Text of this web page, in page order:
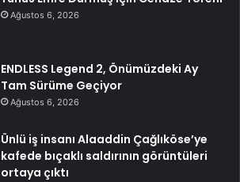
Ağustos 6, 2026
ENDLESS Legend 2, Önümüzdeki Ay
Tam Sürüme Geçiyor
Ağustos 6, 2026
Ünlü iş insanı Alaaddin Çağlıköse’ye
kafede bıçaklı saldırının görüntüleri
ortaya çıktı